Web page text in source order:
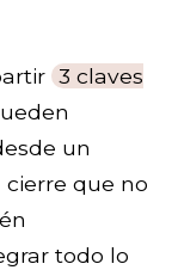
3 claves
un
que no
todo lo